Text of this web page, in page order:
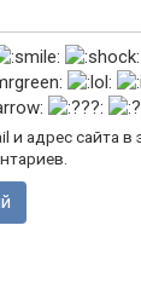
и адрес сайта в